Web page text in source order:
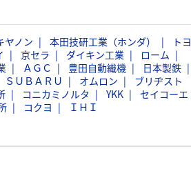
ヤノン 本田技研工業（ホンダ）
トヨ
京セラ ダイキン工業
ローム
ＡＧＣ 豊田自動織機
日本製鉄
ＳＵＢＡＲＵ オムロン
ブリヂスト
コニカミノルタ YKK
セイコーエ
コクヨ ＩＨＩ